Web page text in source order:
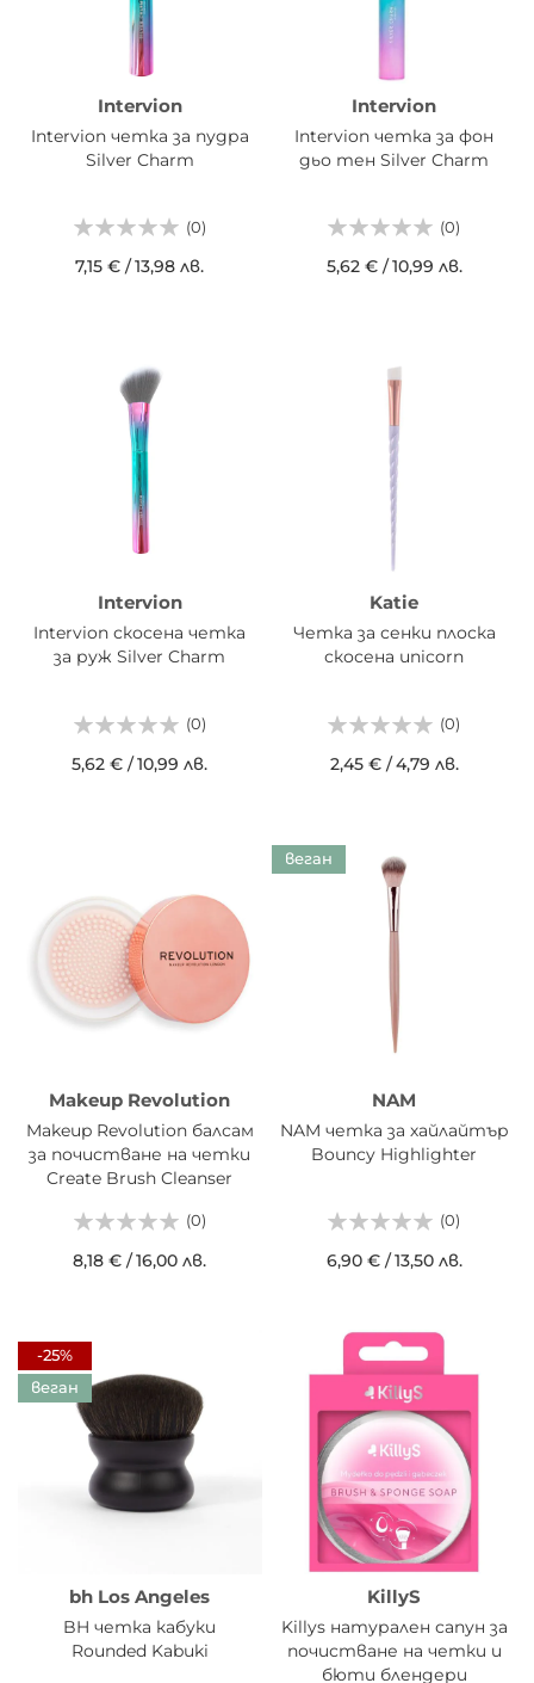
Intervion
Intervion четка за пудра
Silver Charm
(0)
7,15 € /13,98 лв.
Intervion
Intervion четка за фон
дьо тен Silver Charm
(0)
5,62 €/10,99 лв.
Intervion
Intervion скосена четка
за руж Silver Charm
(0)
5,62 € /10,99 лв.
Katie
Четка за сенки плоска
скосена unicorn
(0)
2,45 €/4,79 лв.
Makeup Revolution
Makeup Revolution балсам
за почистване на четки
Create Brush Cleanser
(0)
8,18 € /16,00 лв.
веган
NAM
NAM четка за хайлайтър
Bouncy Highlighter
(0)
6,90 €/13,50 лв.
-25%
веган
bh Los Angeles
BH четка кабуки
Rounded Kabuki
KillyS
Killys натурален сапун за
почистване на четки и
бюти блендери